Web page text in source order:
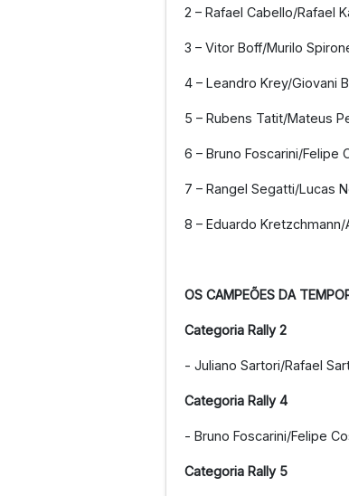
2 – Rafael Cabello/Rafael
3 – Vitor Boff/Murilo
4 – Leandro Krey/Giovani
5 – Rubens Tatit/Mateus
6 – Bruno Foscarini/Felipe
7 – Rangel Segatti/Lucas
8 – Eduardo Kretzchmann/
OS CAMPEÕES DA
Categoria Rally 2
- Juliano Sartori/Rafael
Categoria Rally 4
- Bruno Foscarini/Felipe
Categoria Rally 5